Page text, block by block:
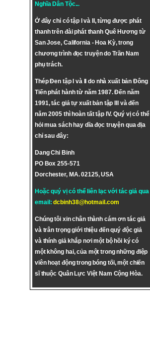
Nghĩa Dân Tộc...
Ở đây chỉ có tập I và II, từng được phát
thanh trên đài phát thanh Quê Hương từ
San Jose, California - Hoa Kỳ, trong
chương trình đọc truyện do Trần Nam
phụ trách.
Thép Đen tập I và II do nhà xuất bản Đông
Tiến phát hành từ năm 1987. Đến năm
1991, tác giả tự xuất bản tập III và đến
năm 2005 thì hoàn tất tập IV. Quý vị có thể
hỏi mua sách hay dĩa đọc truyện qua địa
chỉ sau đây:
Dang Chi Binh
PO Box 255-571
Dorchester, MA. 02125, USA
Hoặc quý vị có thể liên lạc với tác giả qua
email:dcbinh38@hotmail.com
Chúng tôi xin chân thành cám ơn tác giả
và trân trọng giới thiệu đến quý độc giả
và thính giả khắp nơi một bộ hồi ký có
một không hai, của một trong những điệp
viên hoạt động trong bóng tối, một chiến
sĩ thuộc Quân Lực Việt Nam Cộng Hòa.